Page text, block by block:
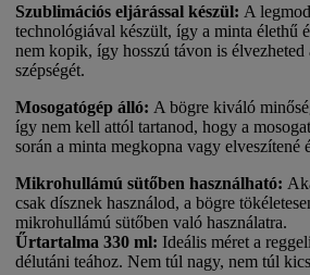
Szublimációs eljárással készül: A
technológiával készült, így a minta élethű
nem kopik, így hosszú távon is élvezheted
szépségét.
Mosogatógép álló: A bögre kiváló
így nem kell attól tartanod, hogy a
során a minta megkopna vagy elveszítené
Mikrohullámú sütőben használható:
csak dísznek használod, a bögre
mikrohullámú sütőben való használatra.
Űrtartalma 330 ml: Ideális méret a
délutáni teához. Nem túl nagy, nem túl